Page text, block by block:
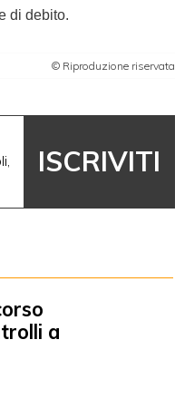
di debito.
© Riproduzione riservata
ISCRIVITI
a